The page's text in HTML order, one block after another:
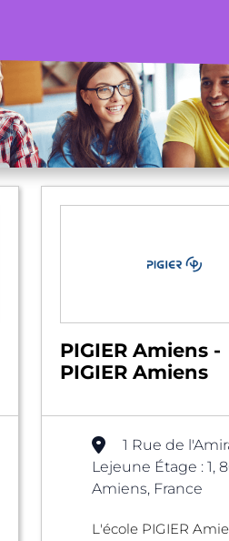
PIGIER Amiens -
PIGIER Amiens
1 Rue de
Lejeune Étage : 1,
Amiens, France
L'école PIGIER